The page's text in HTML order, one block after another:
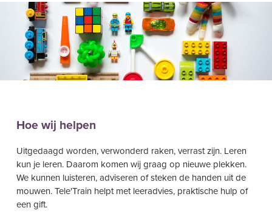
Hoe wij helpen
Uitgedaagd worden, verwonderd raken, verrast zijn. Leren
kun je leren. Daarom komen wij graag op nieuwe plekken.
We kunnen luisteren, adviseren of steken de handen uit de
mouwen. Tele'Train helpt met leeradvies, praktische hulp of
een gift.